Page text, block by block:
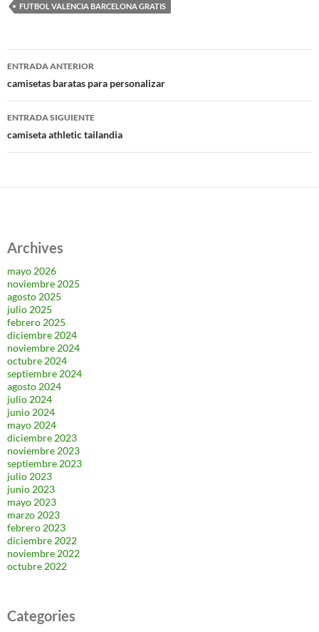
FUTBOL VALENCIA BARCELONA GRATIS
Navegación
de
entradas
ENTRADA ANTERIOR
camisetas baratas para personalizar
ENTRADA SIGUIENTE
camiseta athletic tailandia
Archives
mayo 2026
noviembre 2025
agosto 2025
julio 2025
febrero 2025
diciembre 2024
noviembre 2024
octubre 2024
septiembre 2024
agosto 2024
julio 2024
junio 2024
mayo 2024
diciembre 2023
noviembre 2023
septiembre 2023
julio 2023
junio 2023
mayo 2023
marzo 2023
febrero 2023
diciembre 2022
noviembre 2022
octubre 2022
Categories